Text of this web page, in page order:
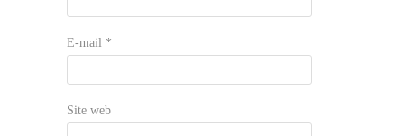
E-mail *
Site web